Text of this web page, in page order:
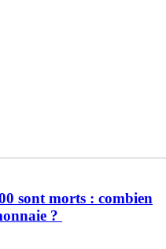
sont morts : combien
?